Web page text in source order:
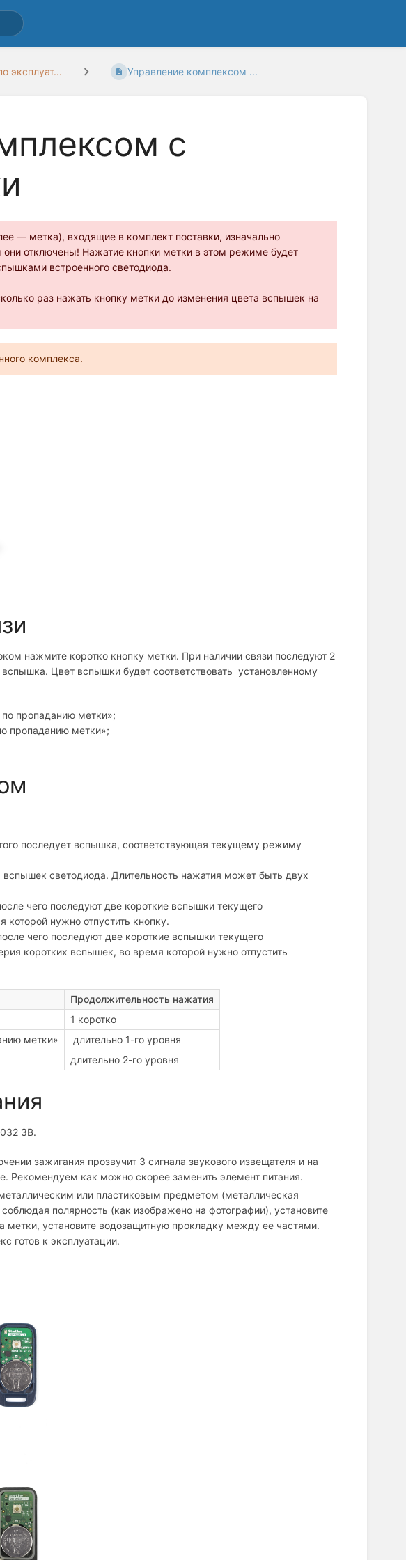
эксплуат... Управление комплексом ...
с
— метка), входящие в комплект поставки, изначально
отключены! Нажатие кнопки метки в этом режиме будет
встроенного светодиода.
раз нажать кнопку метки до изменения цвета вспышек на
комплекса.
нажмите коротко кнопку метки. При наличии связи последуют 2
Цвет вспышки будет соответствовать установленному
пропаданию метки»;
пропаданию метки»;
последует вспышка, соответствующая текущему режиму
светодиода. Длительность нажатия может быть двух
чего последуют две короткие вспышки текущего
нужно отпустить кнопку.
чего последуют две короткие вспышки текущего
коротких вспышек, во время которой нужно отпустить
Продолжительность нажатия
1 коротко
метки»
длительно 1-го уровня
длительно 2-го уровня
3В.
зажигания прозвучит 3 сигнала звукового извещателя и на
Рекомендуем как можно скорее заменить элемент питания.
или пластиковым предметом (металлическая
полярность (как изображено на фотографии), установите
метки, установите водозащитную прокладку между ее частями.
готов к эксплуатации.